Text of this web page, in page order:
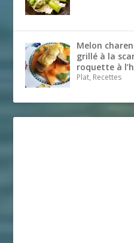
Melon
grillé à la
roquette à
Plat, Recettes